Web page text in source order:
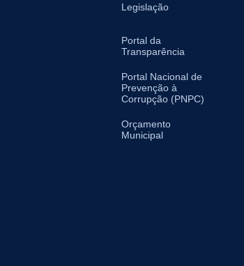
Legislação
Portal da
Transparência
Portal Nacional de
Prevenção à
Corrupção (PNPC)
Orçamento
Municipal